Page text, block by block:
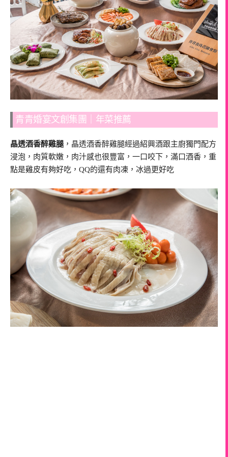
青青婚宴文創集團｜年菜推薦
晶透酒香醉雞腿 ，晶透酒香醉雞腿經過紹興酒跟主廚獨門配方
浸泡，肉質軟嫩，肉汁感也很豐富，一口咬下，滿口酒香，重
點是雞皮有夠好吃，QQ的還有肉凍，冰過更好吃